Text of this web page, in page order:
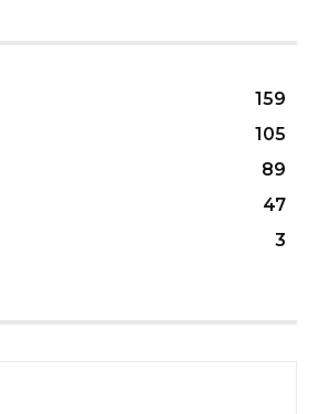
159
105
89
47
3